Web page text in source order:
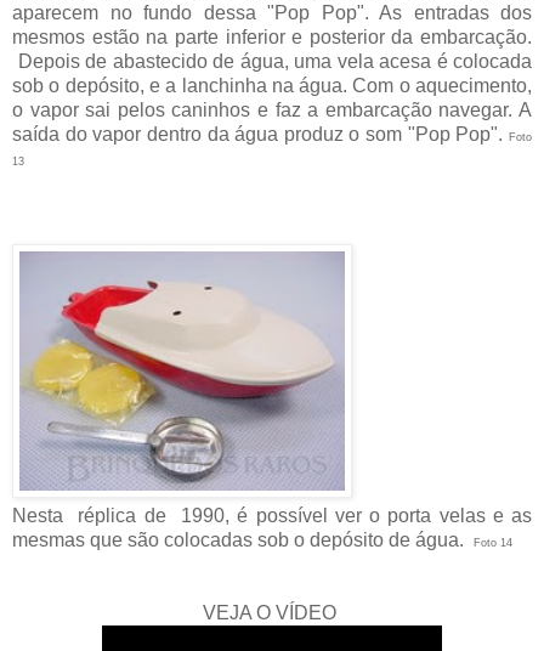
aparecem no fundo dessa "Pop Pop". As entradas dos
mesmos estão na parte inferior e posterior da embarcação.
Depois de abastecido de água, uma vela acesa é colocada
sob o depósito, e a lanchinha na água. Com o aquecimento,
o vapor sai pelos caninhos e faz a embarcação navegar. A
saída do vapor dentro da água produz o som "Pop Pop".
Foto
13
Nesta réplica de 1990, é possível ver o porta velas e as
mesmas que são colocadas sob o depósito de água.
Foto 14
VEJA O VÍDEO